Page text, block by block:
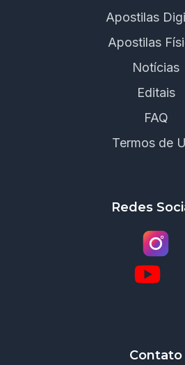
Apostilas
Apostilas
Notícias
Editais
FAQ
Termos de
Redes
Contato